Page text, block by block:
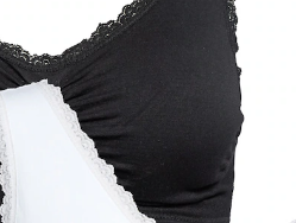
Warenkorb
Werktagen bei Ihnen